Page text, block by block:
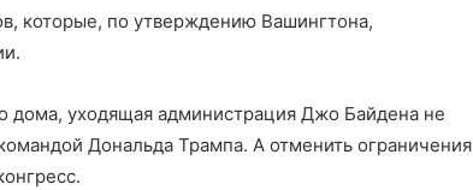
которые, по утверждению Вашингтона,
дома, уходящая администрация Джо Байдена не
Дональда Трампа. А отменить ограничения